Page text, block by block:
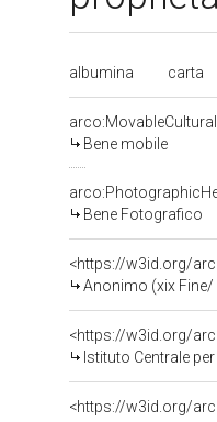
albumina
carta
Bene mobile
Bene Fotografico
<https://w3id.org/
Anonimo (xix Fine/
<https://w3id.org/
Istituto Centrale